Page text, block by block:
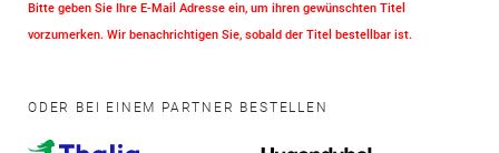
Bitte geben Sie Ihre E-Mail Adresse ein, um ihren gewünschten Titel
vorzumerken. Wir benachrichtigen Sie, sobald der Titel bestellbar ist.
ODER BEI EINEM PARTNER BESTELLEN